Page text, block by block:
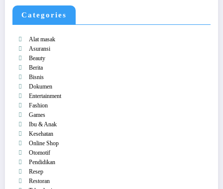
Categories
Alat masak
Asuransi
Beauty
Berita
Bisnis
Dokumen
Entertainment
Fashion
Games
Ibu & Anak
Kesehatan
Online Shop
Otomotif
Pendidikan
Resep
Restoran